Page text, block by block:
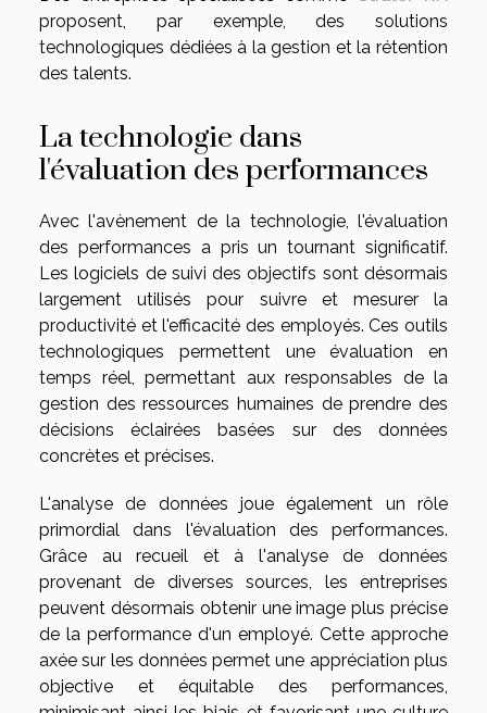
proposent, par exemple, des solutions
technologiques dédiées à la gestion et la rétention
des talents.
La technologie dans
l'évaluation des performances
Avec l'avènement de la technologie, l'évaluation
des performances a pris un tournant significatif.
Les logiciels de suivi des objectifs sont désormais
largement utilisés pour suivre et mesurer la
productivité et l'efficacité des employés. Ces outils
technologiques permettent une évaluation en
temps réel, permettant aux responsables de la
gestion des ressources humaines de prendre des
décisions éclairées basées sur des données
concrètes et précises.
L'analyse de données joue également un rôle
primordial dans l'évaluation des performances.
Grâce au recueil et à l'analyse de données
provenant de diverses sources, les entreprises
peuvent désormais obtenir une image plus précise
de la performance d'un employé. Cette approche
axée sur les données permet une appréciation plus
objective et équitable des performances,